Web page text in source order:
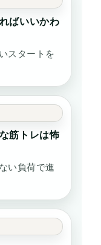
ばいいかわ
スタートを
筋トレは怖
い負荷で進